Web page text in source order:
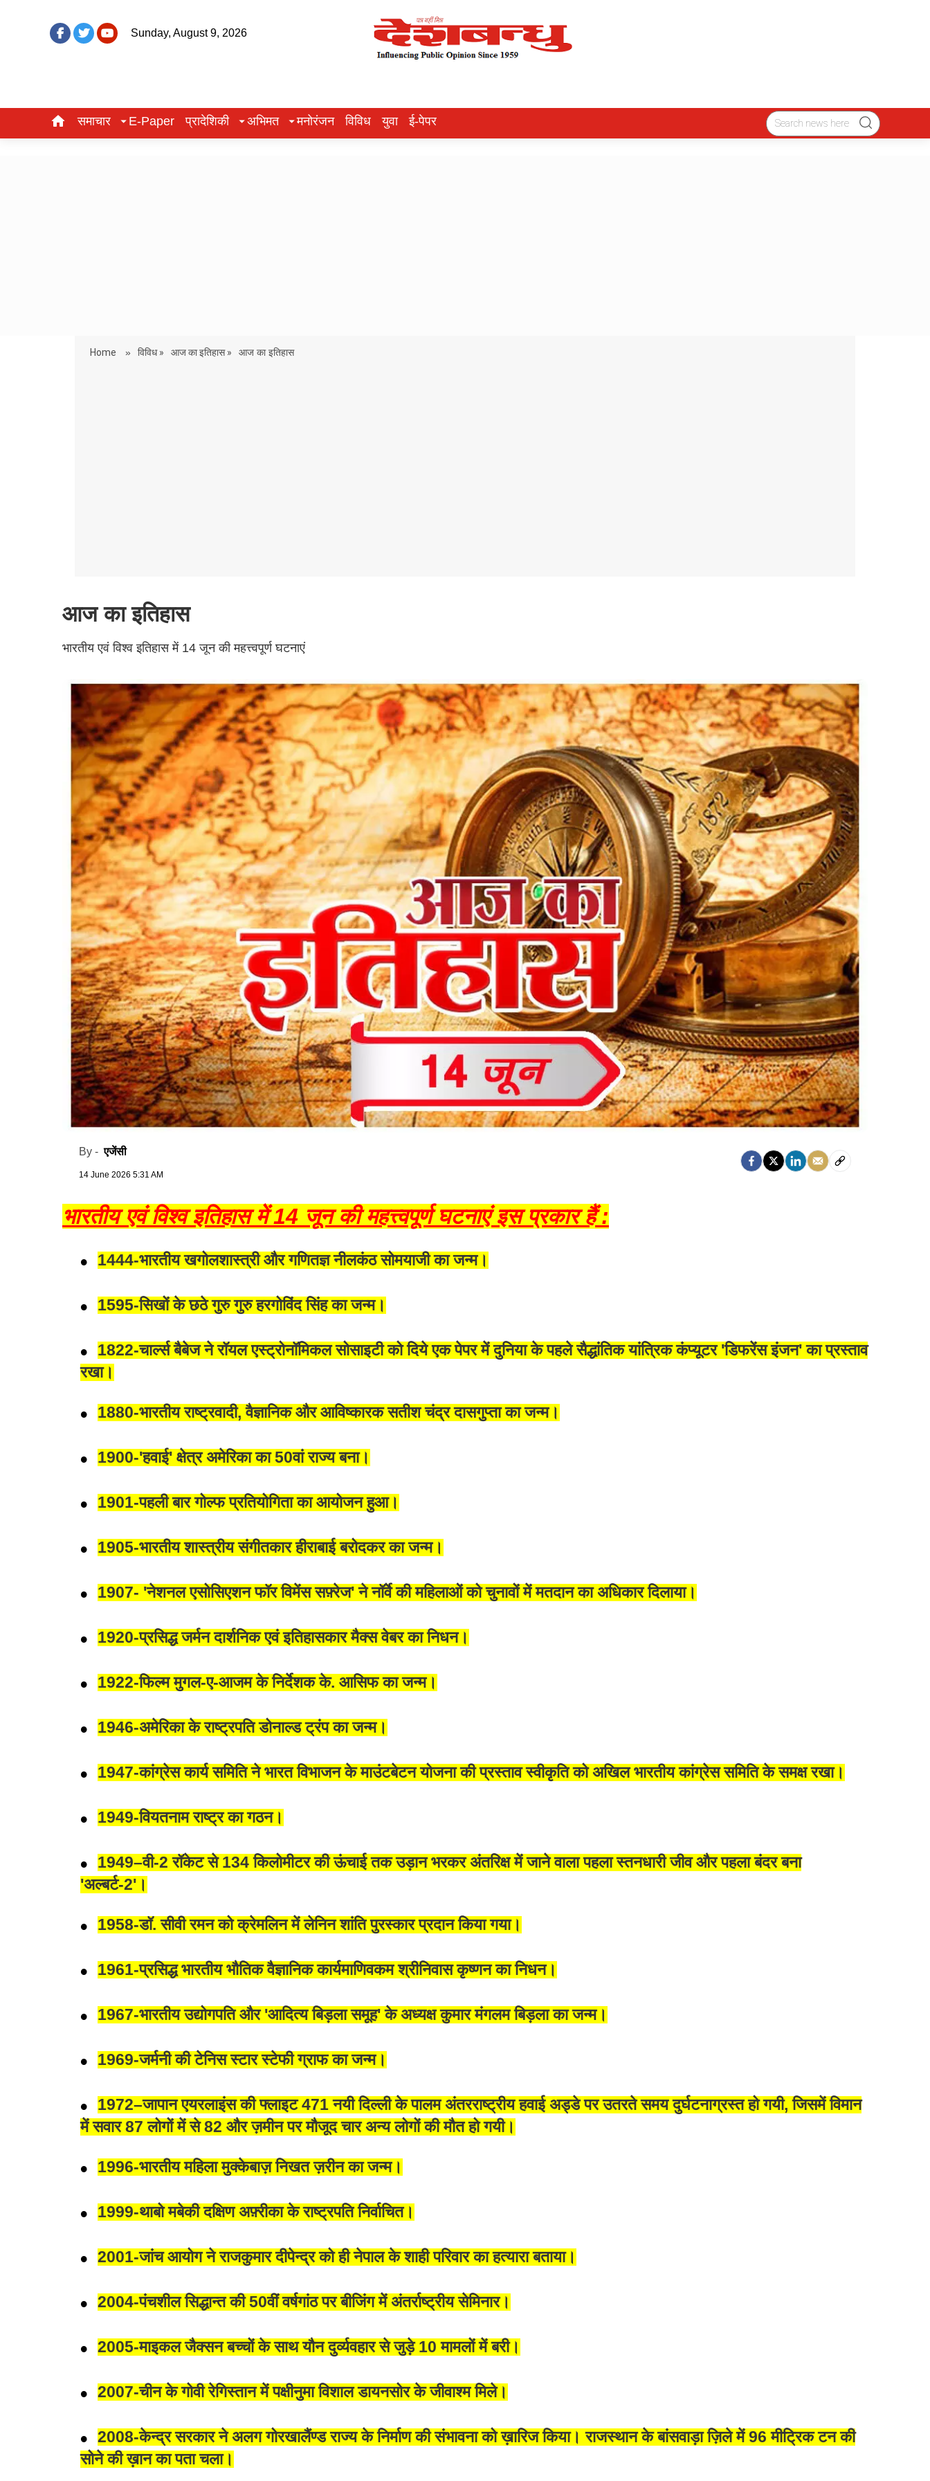
Sunday, August 9, 2026
समाचार E-Paper प्रादेशिकी अभिमत मनोरंजन विविध युवा ई-पेपर
Home » विविध » आज का इतिहास » आज का इतिहास
आज का इतिहास
भारतीय एवं विश्व इतिहास में 14 जून की महत्त्वपूर्ण घटनाएं
By -एजेंसी
14 June 2026 5:31 AM
भारतीय एवं विश्व इतिहास में 14 जून की महत्त्वपूर्ण घटनाएं इस प्रकार हैं :
1444-भारतीय खगोलशास्त्री और गणितज्ञ नीलकंठ सोमयाजी का जन्म।
1595-सिखों के छठे गुरु गुरु हरगोविंद सिंह का जन्म।
1822-चार्ल्स बैबेज ने रॉयल एस्ट्रोनॉमिकल सोसाइटी को दिये एक पेपर में दुनिया के पहले सैद्धांतिक यांत्रिक कंप्यूटर 'डिफरेंस इंजन' का प्रस्ताव
रखा।
1880-भारतीय राष्ट्रवादी, वैज्ञानिक और आविष्कारक सतीश चंद्र दासगुप्ता का जन्म।
1900-'हवाई' क्षेत्र अमेरिका का 50वां राज्य बना।
1901-पहली बार गोल्फ प्रतियोगिता का आयोजन हुआ।
1905-भारतीय शास्त्रीय संगीतकार हीराबाई बरोदकर का जन्म।
1907- 'नेशनल एसोसिएशन फॉर विमेंस सफ़्रेज' ने नॉर्वे की महिलाओं को चुनावों में मतदान का अधिकार दिलाया।
1920-प्रसिद्ध जर्मन दार्शनिक एवं इतिहासकार मैक्स वेबर का निधन।
1922-फिल्म मुगल-ए-आजम के निर्देशक के. आसिफ का जन्म।
1946-अमेरिका के राष्ट्रपति डोनाल्ड ट्रंप का जन्म।
1947-कांग्रेस कार्य समिति ने भारत विभाजन के माउंटबेटन योजना की प्रस्ताव स्वीकृति को अखिल भारतीय कांग्रेस समिति के समक्ष रखा।
1949-वियतनाम राष्ट्र का गठन।
1949–वी-2 रॉकेट से 134 किलोमीटर की ऊंचाई तक उड़ान भरकर अंतरिक्ष में जाने वाला पहला स्तनधारी जीव और पहला बंदर बना
'अल्बर्ट-2'।
1958-डॉ. सीवी रमन को क्रेमलिन में लेनिन शांति पुरस्कार प्रदान किया गया।
1961-प्रसिद्ध भारतीय भौतिक वैज्ञानिक कार्यमाणिवकम श्रीनिवास कृष्णन का निधन।
1967-भारतीय उद्योगपति और 'आदित्य बिड़ला समूह' के अध्यक्ष कुमार मंगलम बिड़ला का जन्म।
1969-जर्मनी की टेनिस स्टार स्टेफी ग्राफ का जन्म।
1972–जापान एयरलाइंस की फ्लाइट 471 नयी दिल्ली के पालम अंतरराष्ट्रीय हवाई अड्डे पर उतरते समय दुर्घटनाग्रस्त हो गयी, जिसमें विमान
में सवार 87 लोगों में से 82 और ज़मीन पर मौजूद चार अन्य लोगों की मौत हो गयी।
1996-भारतीय महिला मुक्केबाज़ निखत ज़रीन का जन्म।
1999-थाबो मबेकी दक्षिण अफ़्रीका के राष्ट्रपति निर्वाचित।
2001-जांच आयोग ने राजकुमार दीपेन्द्र को ही नेपाल के शाही परिवार का हत्यारा बताया।
2004-पंचशील सिद्धान्त की 50वीं वर्षगांठ पर बीजिंग में अंतर्राष्ट्रीय सेमिनार।
2005-माइकल जैक्सन बच्चों के साथ यौन दुर्व्यवहार से जुड़े 10 मामलों में बरी।
2007-चीन के गोवी रेगिस्तान में पक्षीनुमा विशाल डायनसोर के जीवाश्म मिले।
2008-केन्द्र सरकार ने अलग गोरखालैंण्ड राज्य के निर्माण की संभावना को ख़ारिज किया। राजस्थान के बांसवाड़ा ज़िले में 96 मीट्रिक टन की
सोने की ख़ान का पता चला।